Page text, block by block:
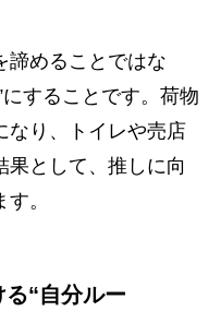
諦めることではな
にすることです。荷物
なり、トイレや売店
果として、推しに向
。
“自分ルー